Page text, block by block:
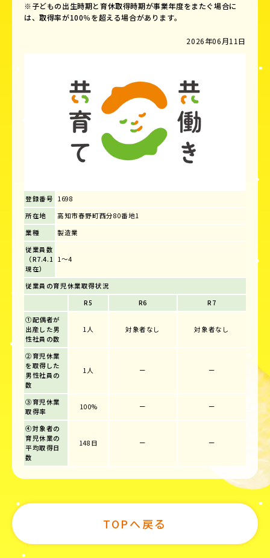
※子どもの出生時期と育休取得時期が事業年度をまたぐ場合に
は、取得率が100％を超える場合があります。
2026年06月11日
登録番号 1698
所在地
高知市春野町西分80番地1
業種
製造業
従業員数
（R7.4.1
現在）
1～4
従業員の育児休業取得状況
R5
R6
R7
①配偶者が
出産した男
性社員の数
1人 対象者なし 対象者なし
②育児休業
を取得した
男性社員の
数
1人 ー ー
③育児休業
取得率
100% ー ー
④対象者の
育児休業の
平均取得日
数
148日 ー ー
TOPへ戻る